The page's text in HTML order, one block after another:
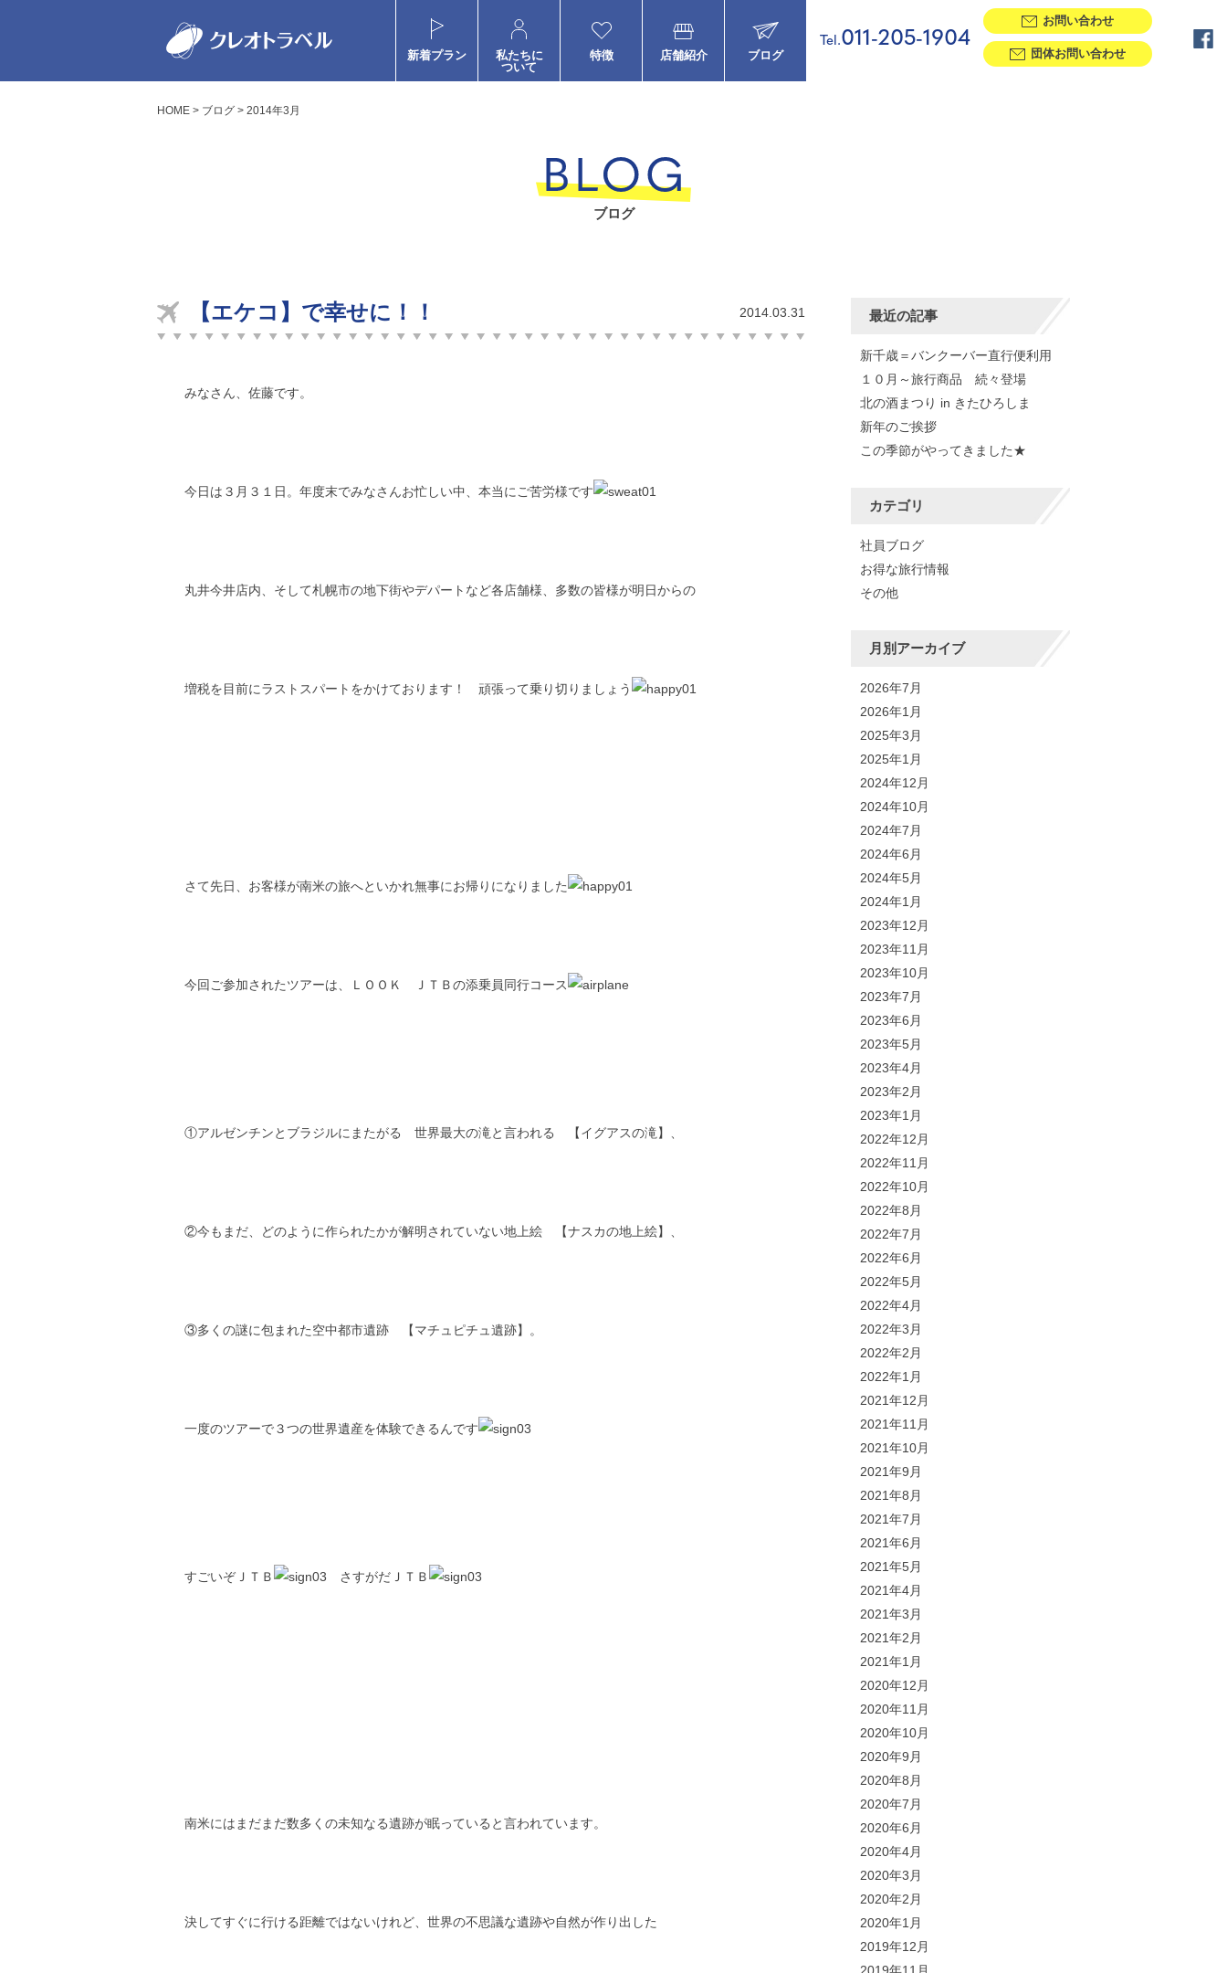
新着プラン
私たちに
ついて
特徴 店舗紹介 ブログ
お問い合わせ
団体お問い合わせ
Tel.011-205-1904
HOME ブログ 2014年3月
ブログ
【エケコ】で幸せに！！ 2014.03.31
みなさん、佐藤です。
今日は３月３１日。年度末でみなさんお忙しい中、本当にご苦労様です
丸井今井店内、そして札幌市の地下街やデパートなど各店舗様、多数の皆様が明日からの
増税を目前にラストスパートをかけております！ 頑張って乗り切りましょう
さて先日、お客様が南米の旅へといかれ無事にお帰りになりました
今回ご参加されたツアーは、ＬＯＯＫ ＪＴＢの添乗員同行コース
①アルゼンチンとブラジルにまたがる 世界最大の滝と言われる 【イグアスの滝】、
②今もまだ、どのように作られたかが解明されていない地上絵 【ナスカの地上絵】、
③多くの謎に包まれた空中都市遺跡 【マチュピチュ遺跡】。
一度のツアーで３つの世界遺産を体験できるんです
すごいぞＪＴＢ さすがだＪＴＢ
南米にはまだまだ数多くの未知なる遺跡が眠っていると言われています。
決してすぐに行ける距離ではないけれど、世界の不思議な遺跡や自然が作り出した
最近の記事
新千歳＝バンクーバー直行便利用
１０月～旅行商品 続々登場
北の酒まつり in きたひろしま
新年のご挨拶
この季節がやってきました★
カテゴリ
社員ブログ
お得な旅行情報
その他
月別アーカイブ
2026年7月
2026年1月
2025年3月
2025年1月
2024年12月
2024年10月
2024年7月
2024年6月
2024年5月
2024年1月
2023年12月
2023年11月
2023年10月
2023年7月
2023年6月
2023年5月
2023年4月
2023年2月
2023年1月
2022年12月
2022年11月
2022年10月
2022年8月
2022年7月
2022年6月
2022年5月
2022年4月
2022年3月
2022年2月
2022年1月
2021年12月
2021年11月
2021年10月
2021年9月
2021年8月
2021年7月
2021年6月
2021年5月
2021年4月
2021年3月
2021年2月
2021年1月
2020年12月
2020年11月
2020年10月
2020年9月
2020年8月
2020年7月
2020年6月
2020年4月
2020年3月
2020年2月
2020年1月
2019年12月